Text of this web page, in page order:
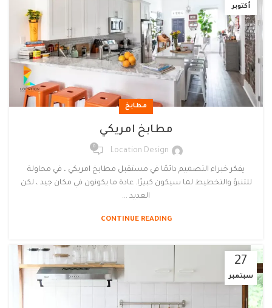
أكتوبر
مطابخ
مطابخ امريكي
Location Design
0
يفكر خبراء التصميم دائمًا في مستقبل مطابخ امريكي ، في محاولة
للتنبؤ والتخطيط لما سيكون كبيرًا. عادة ما يكونون في مكان جيد ، لكن
العديد ...
CONTINUE READING
27
سبتمبر